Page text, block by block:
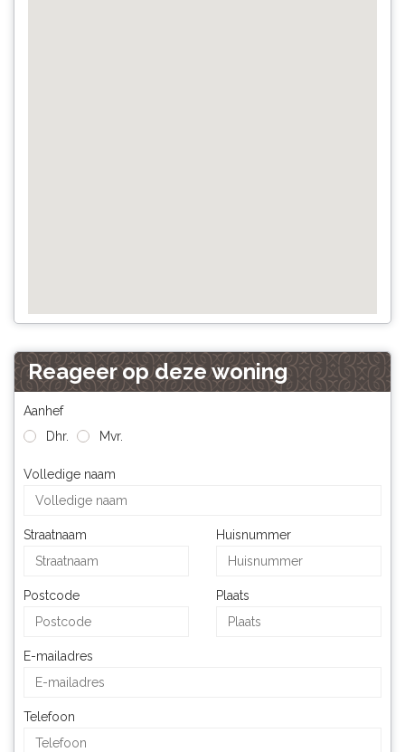
Reageer op deze woning
Aanhef
Dhr.
Mvr.
Volledige naam
Straatnaam Huisnummer
Postcode Plaats
E-mailadres
Telefoon